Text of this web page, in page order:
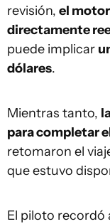
revisión, el
directamente
puede implicar
dólares.
Mientras tanto,
para completar
retomaron el
que estuvo
El piloto recordó